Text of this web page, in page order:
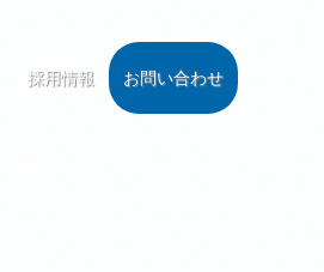
採用情報 お問い合わせ